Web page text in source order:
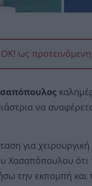
OK! ως
να
για
Χασαπόπουλου ότι
την εκπομπή